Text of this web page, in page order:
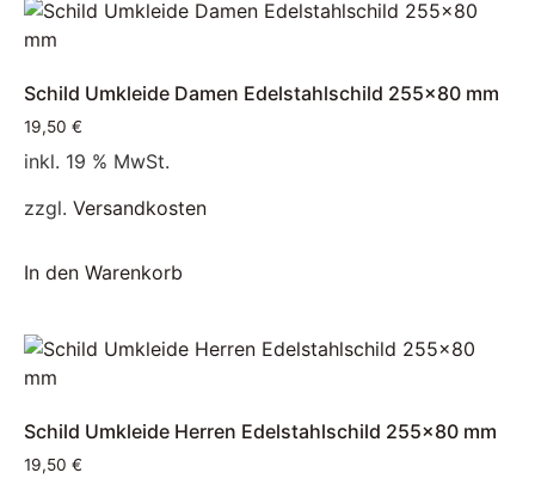
Schild Umkleide Damen Edelstahlschild 255×80 mm
19,50 €
inkl. 19 % MwSt.
zzgl. Versandkosten
In den Warenkorb
Schild Umkleide Herren Edelstahlschild 255×80 mm
19,50 €